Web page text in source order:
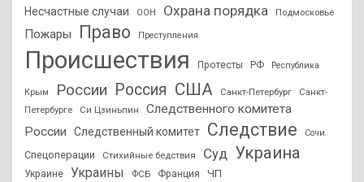
Несчастные случаи ООН Охрана порядка Подмосковье
Пожары Право Преступления
Происшествия Протесты РФ Республика
Крым России Россия США Санкт-Петербург
Санкт-
Петербурге
Си Цзиньпин
Следственного комитета
России
Следственный комитет Следствие Сочи
Спецоперации Стихийные бедствия Суд Украина
Украине Украины ФСБ Франция ЧП